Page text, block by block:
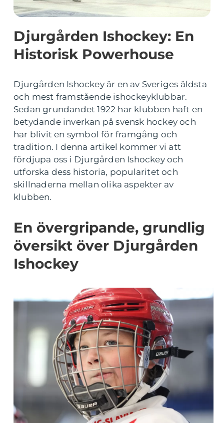
Djurgården Ishockey: En
Historisk Powerhouse
Djurgården Ishockey är en av Sveriges äldsta
och mest framstående ishockeyklubbar.
Sedan grundandet 1922 har klubben haft en
betydande inverkan på svensk hockey och
har blivit en symbol för framgång och
tradition. I denna artikel kommer vi att
fördjupa oss i Djurgården Ishockey och
utforska dess historia, popularitet och
skillnaderna mellan olika aspekter av
klubben.
En övergripande, grundlig
översikt över Djurgården
Ishockey